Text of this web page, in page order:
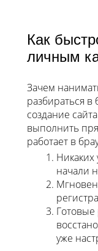
Как
личным
Зачем
разбираться
создание
выполнить
работает в
Никаких
начали
уже